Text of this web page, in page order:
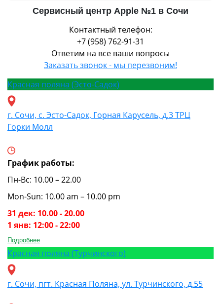
Сервисный центр Apple №1 в Сочи
Контактный телефон:
+7 (958) 762-91-31
Ответим на все ваши вопросы
Заказать звонок - мы перезвоним!
Красная поляна (Эсто-Садок)
г. Сочи, с. Эсто-Садок, Горная Карусель, д.3 ТРЦ
Горки Молл
График работы:
Пн-Вс: 10.00 – 22.00
Mon-Sun: 10.00 am – 10.00 pm
31 дек: 10.00 - 20.00
1 янв: 12:00 - 22:00
Подробнее
Красная поляна (Турчинского)
г. Сочи, пгт. Красная Поляна, ул. Турчинского, д.55